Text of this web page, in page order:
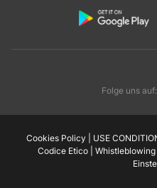
Folge uns auf:
Cookies Policy USE
Codice Etico| Whistleblowing|